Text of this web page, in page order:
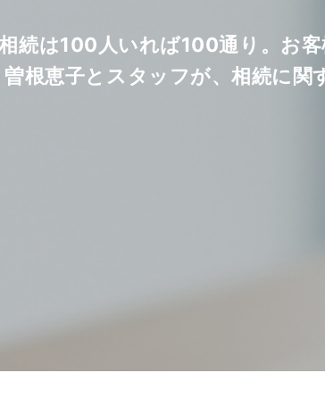
続は100人いれば100通り。お客
曽根恵子とスタッフが、相続に